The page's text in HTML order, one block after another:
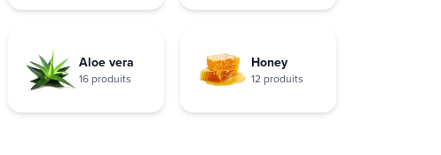
Aloe vera
16 produits
Honey
12 produits